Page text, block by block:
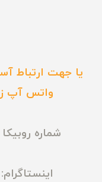
یا جهت ارتباط
واتس آپ
شماره روبیکا و
اینستاگرام: